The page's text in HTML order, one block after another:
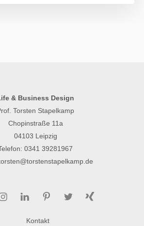
& Business Design
Torsten Stapelkamp
Chopinstraße 11a
04103 Leipzig
0341 39281967
Instagram
LinkedInPinterestTwitterXing
Kontakt